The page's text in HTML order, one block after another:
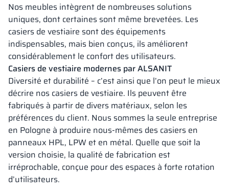
Nos meubles intègrent de nombreuses solutions
uniques, dont certaines sont même brevetées. Les
casiers de vestiaire sont des équipements
indispensables, mais bien conçus, ils améliorent
considérablement le confort des utilisateurs.
Casiers de vestiaire modernes par ALSANIT
Diversité et durabilité – c’est ainsi que l’on peut le mieux
décrire nos casiers de vestiaire. Ils peuvent être
fabriqués à partir de divers matériaux, selon les
préférences du client. Nous sommes la seule entreprise
en Pologne à produire nous-mêmes des casiers en
panneaux HPL, LPW et en métal. Quelle que soit la
version choisie, la qualité de fabrication est
irréprochable, conçue pour des espaces à forte rotation
d’utilisateurs.